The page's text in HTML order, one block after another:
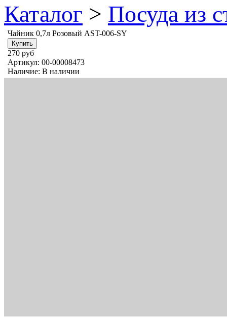
Каталог > Посуда из
Чайник 0,7л Розовый AST-006-SY
270 руб
Артикул: 00-00008473
Наличие: В наличии